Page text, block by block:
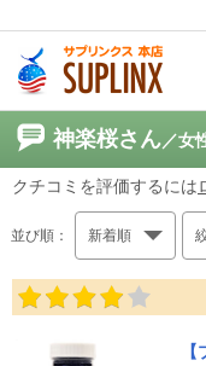
神楽桜さん／女
クチコミを評価するには
並び順： 新着順